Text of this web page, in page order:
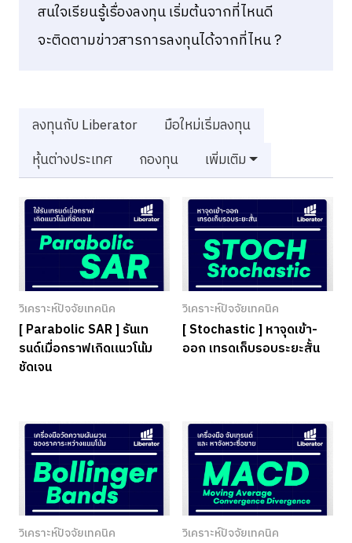
สนใจเรียนรู้เรื่องลงทุน เริ่มต้นจากที่ไหนดี
จะติดตามข่าวสารการลงทุนได้จากที่ไหน ?
ลงทุนกับ Liberator
มือใหม่เริ่มลงทุน
หุ้นต่างประเทศ
กองทุน เพิ่มเติม
วิเคราะห์ปัจจัยเทคนิค
[ Parabolic SAR ] รันเท
รนด์เมื่อกราฟเกิดแนวโน้ม
ชัดเจน
วิเคราะห์ปัจจัยเทคนิค
[ Stochastic ] หาจุดเข้า-
ออก เทรดเก็บรอบระยะสั้น
วิเคราะห์ปัจจัยเทคนิค วิเคราะห์ปัจจัยเทคนิค